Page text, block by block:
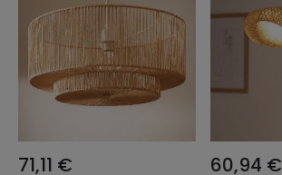
71,11 € 60,94 €